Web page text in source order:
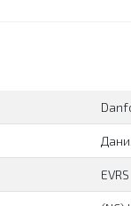
EVRS